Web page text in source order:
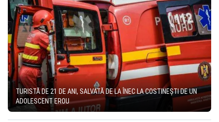
TURISTĂ DE 21 DE ANI, SALVATĂ DE LA ÎNEC LA COSTINEȘTI DE UN
ADOLESCENT EROU